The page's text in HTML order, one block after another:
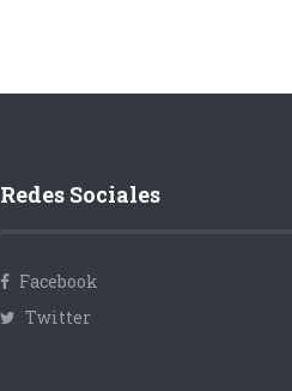
Redes Sociales
Facebook
Twitter